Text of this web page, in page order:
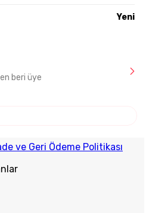
Yeni
beri üye
ve Geri Ödeme Politikası